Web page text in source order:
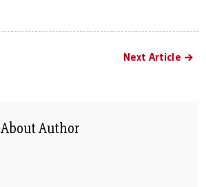
Next Article
About Author